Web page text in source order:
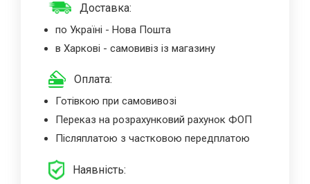
Доставка:
по Україні - Нова Пошта
в Харкові - самовивіз із магазину
Оплата:
Готівкою при самовивозі
Переказ на розрахунковий рахунок ФОП
Післяплатою з частковою передплатою
Наявність: